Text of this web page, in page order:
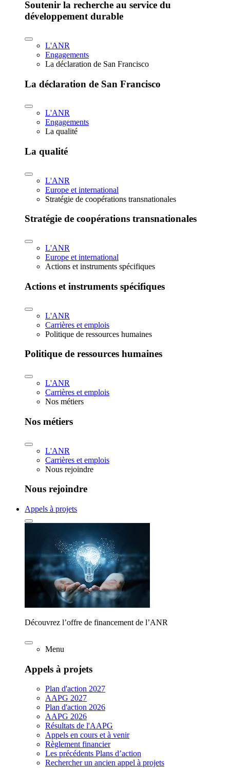
Soutenir la recherche au service du
développement durable
L'ANR
Engagements
La déclaration de San Francisco
La déclaration de San Francisco
L'ANR
Engagements
La qualité
La qualité
L'ANR
Europe et international
Stratégie de coopérations transnationales
Stratégie de coopérations transnationales
L'ANR
Europe et international
Actions et instruments spécifiques
Actions et instruments spécifiques
L'ANR
Carrières et emplois
Politique de ressources humaines
Politique de ressources humaines
L'ANR
Carrières et emplois
Nos métiers
Nos métiers
L'ANR
Carrières et emplois
Nous rejoindre
Nous rejoindre
Appels à projets
Découvrez l’offre de financement de l’ANR
Menu
Appels à projets
Plan d'action 2027
AAPG 2027
Plan d'action 2026
AAPG 2026
Résultats de l'AAPG
Appels en cours et à venir
Règlement financier
Les précédents Plans d’action
Rechercher un ancien appel à projets